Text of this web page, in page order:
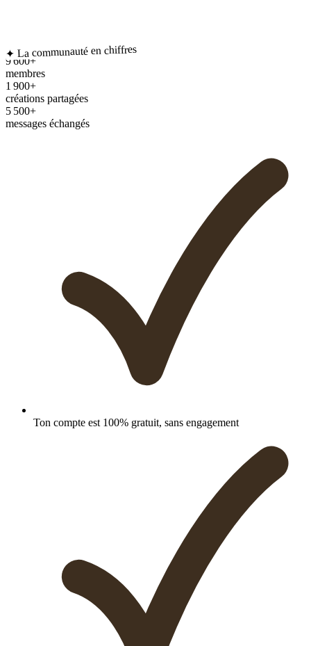
✦ La communauté en chiffres
9 600+
membres
1 900+
créations partagées
5 500+
messages échangés
Ton compte est 100% gratuit, sans engagement